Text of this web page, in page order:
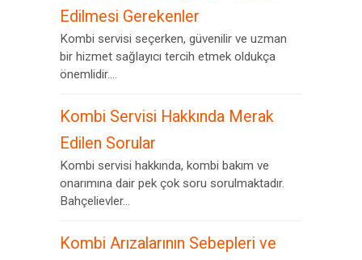
Edilmesi Gerekenler
Kombi servisi seçerken, güvenilir ve uzman
bir hizmet sağlayıcı tercih etmek oldukça
önemlidir....
Kombi Servisi Hakkında Merak
Edilen Sorular
Kombi servisi hakkında, kombi bakım ve
onarımına dair pek çok soru sorulmaktadır.
Bahçelievler...
Kombi Arızalarının Sebepleri ve